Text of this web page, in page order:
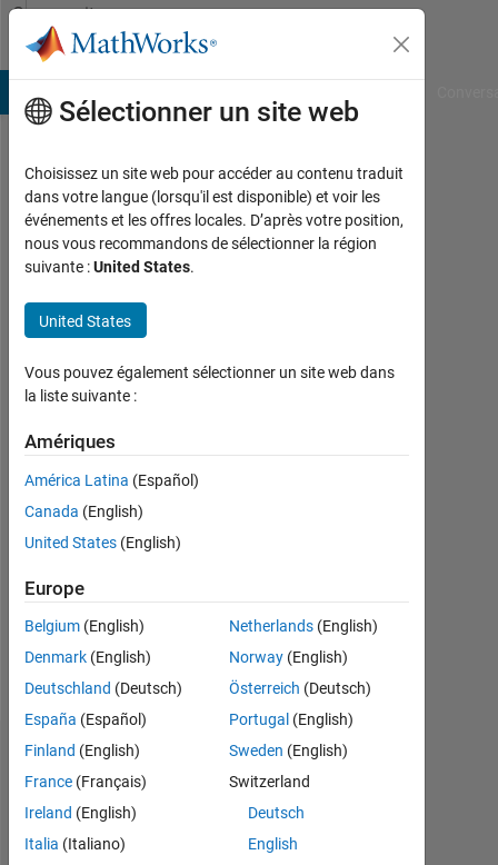
Passer au contenu
Community
Profile
Fabian
Moreno
Last
environ
4 ans il
|
depuis
2020
Followers:
0
Follow
Badges
Fabian
Moreno's
Badges
Sélectionner un site web
Choisissez un site web pour accéder au contenu traduit
dans votre langue (lorsqu'il est disponible) et voir les
événements et les offres locales. D’après votre position,
nous vous recommandons de sélectionner la région
suivante :United States.
United States
Vous pouvez également sélectionner un site web dans
la liste suivante :
Amériques
América Latina (Español)
Canada (English)
United States (English)
Europe
Belgium (English)
Denmark (English)
Deutschland (Deutsch)
España (Español)
Finland (English)
France (Français)
Ireland (English)
Italia (Italiano)
Netherlands(English)
Norway(English)
Österreich (Deutsch)
Portugal (English)
Sweden (English)
Switzerland
Deutsch
English